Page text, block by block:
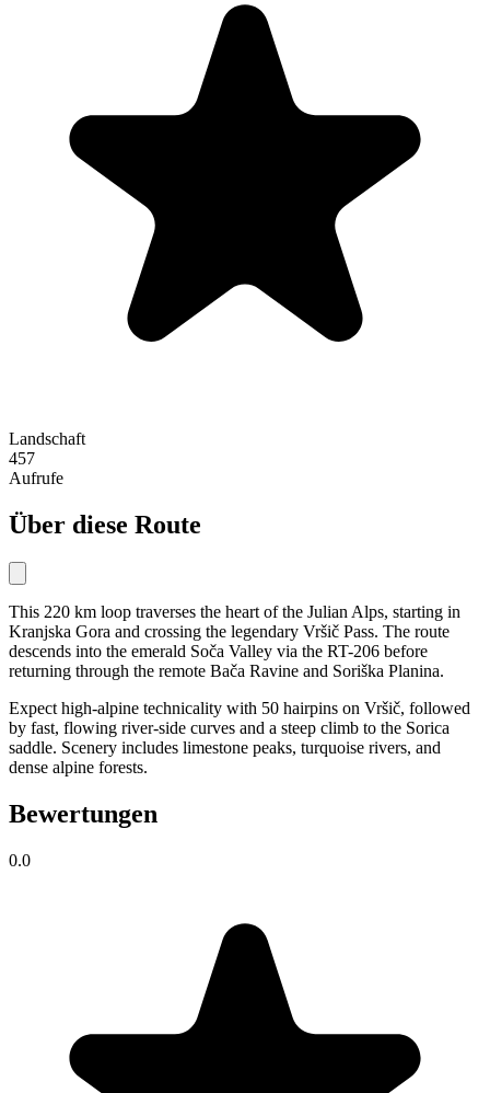
Landschaft
457
Aufrufe
Über diese Route
This 220 km loop traverses the heart of the Julian Alps, starting in
Kranjska Gora and crossing the legendary Vršič Pass. The route
descends into the emerald Soča Valley via the RT-206 before
returning through the remote Bača Ravine and Soriška Planina.
Expect high-alpine technicality with 50 hairpins on Vršič, followed
by fast, flowing river-side curves and a steep climb to the Sorica
saddle. Scenery includes limestone peaks, turquoise rivers, and
dense alpine forests.
Bewertungen
0.0